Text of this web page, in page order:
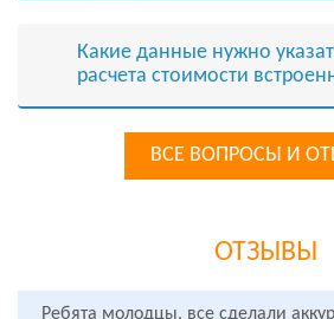
Какие данные нужно
расчета стоимости
ВСЕ ВОПРОСЫ И
ОТЗЫВЫ
Ребята молодцы, все сделали